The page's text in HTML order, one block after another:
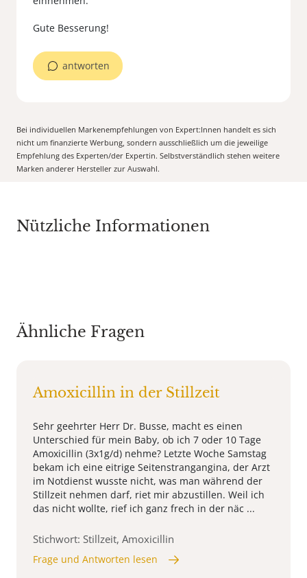
antworten
Bei individuellen Markenempfehlungen von Expert:Innen handelt es sich
nicht um finanzierte Werbung, sondern ausschließlich um die jeweilige
Empfehlung des Experten/der Expertin. Selbstverständlich stehen weitere
Marken anderer Hersteller zur Auswahl.
Nützliche Informationen
Ähnliche Fragen
Amoxicillin in der Stillzeit
Sehr geehrter Herr Dr. Busse, macht es einen
Unterschied für mein Baby, ob ich 7 oder 10 Tage
Amoxicillin (3x1g/d) nehme? Letzte Woche Samstag
bekam ich eine eitrige Seitenstrangangina, der Arzt
im Notdienst wusste nicht, was man während der
Stillzeit nehmen darf, riet mir abzustillen. Weil ich
das nicht wollte, rief ich ganz frech in der näc ...
Stichwort: Stillzeit, Amoxicillin
Frage und Antworten lesen